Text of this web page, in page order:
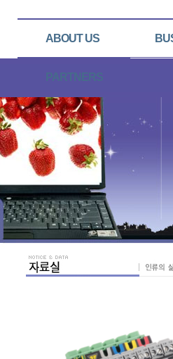
ABOUT US
PARTNERS